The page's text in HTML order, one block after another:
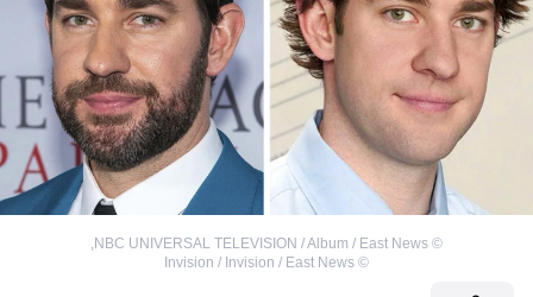
©
NBC UNIVERSAL TELEVISION / Album / East News
,
©
Invision / Invision / East News